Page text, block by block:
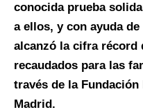
conocida prueba
a ellos, y con ayuda
alcanzó la cifra récord
recaudados para las
través de la
Madrid.